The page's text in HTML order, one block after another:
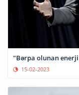
"Bərpa olunan
15-02-2023